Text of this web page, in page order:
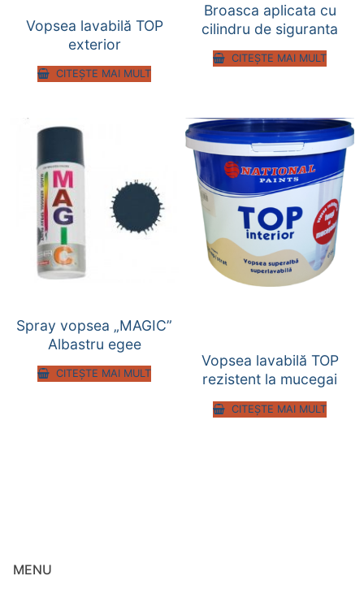
Vopsea lavabilă TOP
exterior
CITEȘTE MAI MULT
Broasca aplicata cu
cilindru de siguranta
CITEȘTE MAI MULT
Spray vopsea „MAGIC”
Albastru egee
CITEȘTE MAI MULT
Vopsea lavabilă TOP
rezistent la mucegai
CITEȘTE MAI MULT
MENU